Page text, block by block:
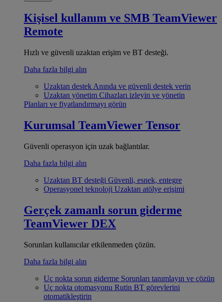
Kişisel kullanım ve SMB TeamViewer
Remote
Hızlı ve güvenli uzaktan erişim ve BT desteği.
Daha fazla bilgi alın
Uzaktan destek Anında ve güvenli destek verin
Uzaktan yönetim Cihazları izleyin ve yönetin
Planları ve fiyatlandırmayı görün
Kurumsal TeamViewer Tensor
Güvenli operasyon için uzak bağlantılar.
Daha fazla bilgi alın
Uzaktan BT desteği Güvenli, esnek, entegre
Operasyonel teknoloji Uzaktan atölye erişimi
Gerçek zamanlı sorun giderme
TeamViewer DEX
Sorunları kullanıcılar etkilenmeden çözün.
Daha fazla bilgi alın
Uç nokta sorun giderme Sorunları tanımlayın ve çözün
Uç nokta otomasyonu Rutin BT görevlerini
otomatikleştirin